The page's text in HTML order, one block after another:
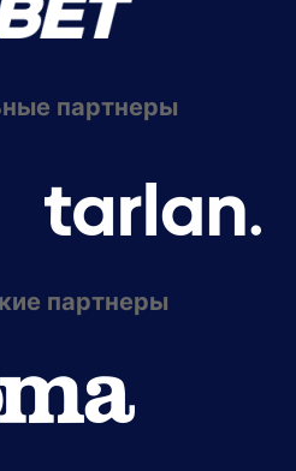
партнеры
партнеры